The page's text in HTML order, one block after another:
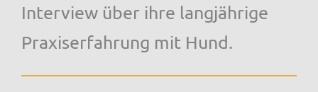
Interview über ihre langjährige
Praxiserfahrung mit Hund.